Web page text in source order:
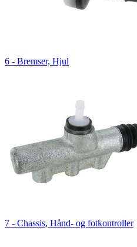
6 - Bremser, Hjul
7 - Chassis, Hånd- og fotkontroller